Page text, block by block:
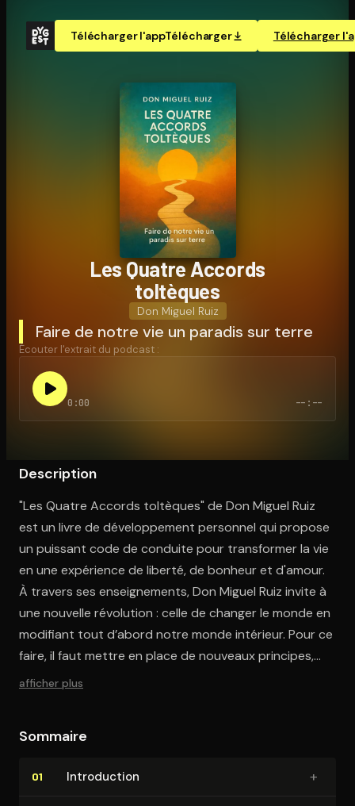
Télécharger l'appTélécharger Télécharger
Ouvre l'app Appareil photo, pointe sur le code. C'est gratuit à
Les Quatre Accords
toltèques
Don Miguel Ruiz
Faire de notre vie un paradis sur terre
Écouter l'extrait du podcast :
0:00 --:--
Description
"Les Quatre Accords toltèques" de Don Miguel Ruiz
est un livre de développement personnel qui propose
un puissant code de conduite pour transformer la vie
en une expérience de liberté, de bonheur et d'amour.
À travers ses enseignements, Don Miguel Ruiz invite à
une nouvelle révolution : celle de changer le monde en
modifiant tout d’abord notre monde intérieur. Pour ce
faire, il faut mettre en place de nouveaux principes,
une nouvelle philosophie de vie, d’être de penser et
notre vie un paradis sur terre : assumer ce que nous
contrôler et ne plus contrôler les autres, être heureux
afficher plus
Sommaire
01 In­tro­duc­tion +